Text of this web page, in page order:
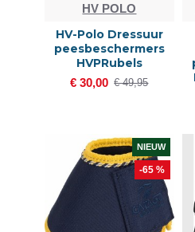
HV POLO
HV-Polo Dressuur
peesbeschermers
HVPRubels
€ 30,00 € 49,95
NIEUW
-65 %